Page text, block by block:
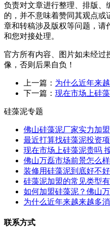
负责对文章进行整理、排版、
的，并不意味着赞同其观点或
章和转稿涉及版权等问题，请
和您对接处理。
官方所有内容、图片如未经过
像，否则后果自负！
上一篇： 为什么近年来
下一篇： 现在市场上硅
硅藻泥专题
佛山硅藻泥厂家实力加
最近打算找硅藻泥投资
现在市场上硅藻泥贵吗
佛山万磊市场前景怎么
装修用硅藻泥到底好不
硅藻泥加盟的常见类型
如何加盟硅藻泥？佛山
为什么近年来越来越多
联系方式